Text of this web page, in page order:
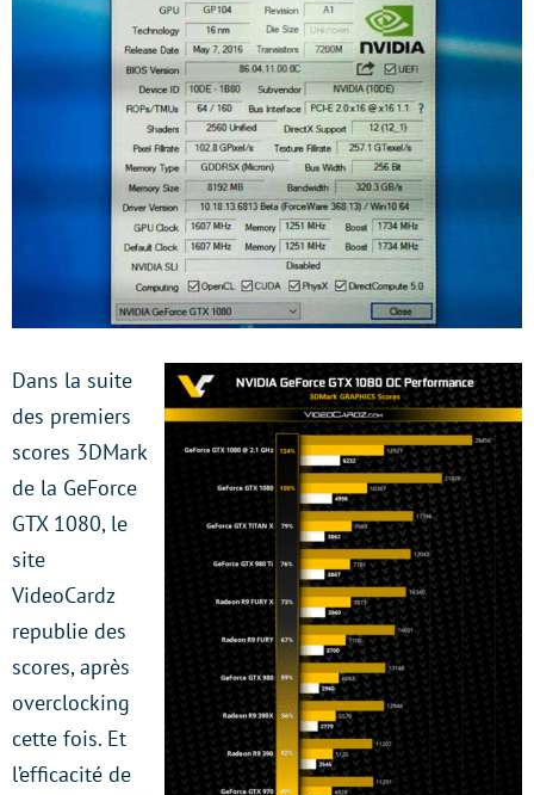
Dans la suite
des premiers
scores 3DMark
de la GeForce
GTX 1080, le
site
VideoCardz
republie des
scores, après
overclocking
cette fois. Et
l’efficacité de